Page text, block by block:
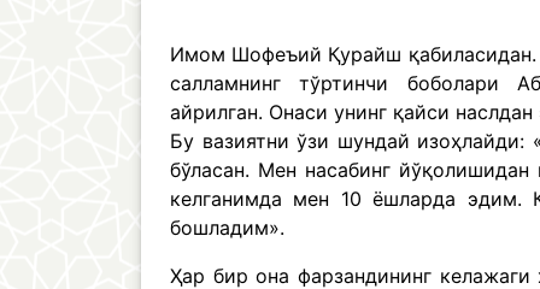
Имом Шофеъий Қурайш
салламнинг тўртинчи боболари
айрилган. Онаси унинг қайси
Бу вазиятни ўзи шундай
бўласан. Мен насабинг
келганимда мен 10 ёшларда эдим.
бошладим».
Ҳар бир она фарзандининг келажаги